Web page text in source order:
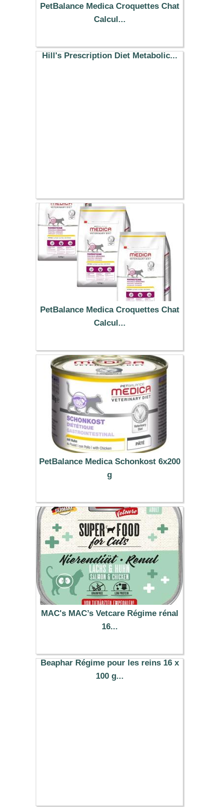
PetBalance Medica Croquettes Chat
Calcul...
44.67 €
Hill's Prescription Diet Metabolic...
PetBalance Medica Croquettes Chat
Calcul...
67.00 €
PetBalance Medica Schonkost 6x200
g
19.14 €
MAC's MAC’s Vetcare Régime rénal
16...
15.99 €
Beaphar Régime pour les reins 16 x
100 g...